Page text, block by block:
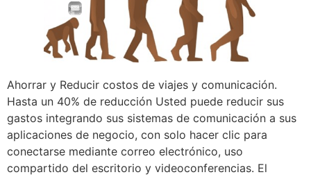
Ahorrar y Reducir costos de viajes y comunicación.
Hasta un 40% de reducción Usted puede reducir sus
gastos integrando sus sistemas de comunicación a sus
aplicaciones de negocio, con solo hacer clic para
conectarse mediante correo electrónico, uso
compartido del escritorio y videoconferencias. El